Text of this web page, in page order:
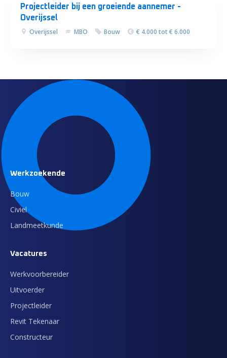
Projectleider bij een groeiende aannemer -
Overijssel
Overijssel MBO Bouw € 4.000 tot € 6.000
Werkzoekende
Bouw
Civiel
Landmeetkunde
Vacatures
Werkvoorbereider
Uitvoerder
Projectleider
Revit Tekenaar
Constructeur